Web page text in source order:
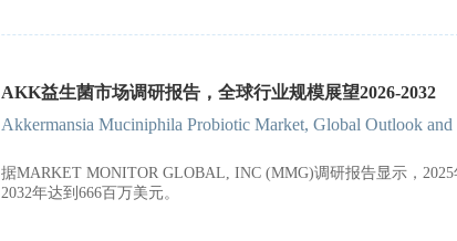
AKK益生菌市场调研报告，全球行业规模展望2026-2032
Akkermansia Muciniphila Probiotic Market, Global Outlook and
据MARKET MONITOR GLOBAL, INC (MMG)调研报告显示，
2032年达到666百万美元。